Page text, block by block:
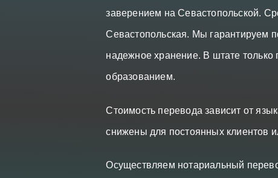
заверением на Севастопольской.
Севастопольская. Мы гарантируем
надежное хранение. В штате
образованием.
Стоимость перевода зависит от
снижены для постоянных клиентов
Осуществляем нотариальный